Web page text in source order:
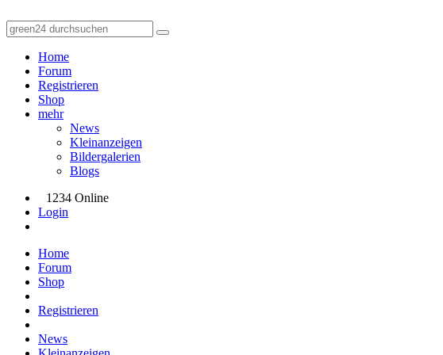
Home
Forum
Registrieren
Shop
mehr
News
Kleinanzeigen
Bildergalerien
Blogs
1234 Online
Login
Home
Forum
Shop
Registrieren
News